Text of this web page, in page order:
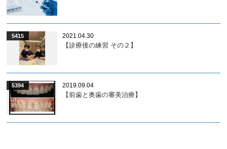
5415 2021.04.30
【診療後の練習 その２】
5394 2019.09.04
【前歯と奥歯の審美治療】